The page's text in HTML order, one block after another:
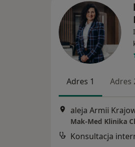
Adres 1 Adres
aleja Armii
Mak-Med Klinika